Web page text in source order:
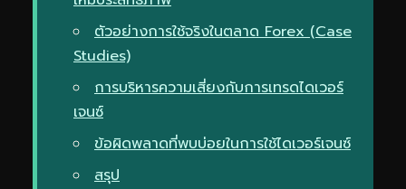
ตัวอย่างการใช้จริงในตลาด Forex (Case
Studies)
การบริหารความเสี่ยงกับการเทรดไดเวอร์
เจนซ์
ข้อผิดพลาดที่พบบ่อยในการใช้ไดเวอร์เจนซ์
สรุป